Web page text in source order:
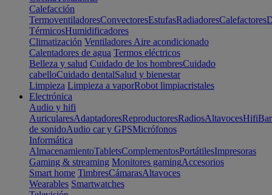
Calefacción
TermoventiladoresConvectoresEstufasRadiadoresCalefactores
TérmicosHumidificadores
Climatización Ventiladores Aire acondicionado
Calentadores de agua Termos eléctricos
Belleza y salud Cuidado de los hombresCuidado
cabelloCuidado dentalSalud y bienestar
Limpieza Limpieza a vaporRobot limpiacristales
Electrónica
Audio y hifi
AuricularesAdaptadoresReproductoresRadiosAltavocesHifi
de sonidoAudio car y GPSMicrófonos
Informática
AlmacenamientoTabletsComplementosPortátilesImpresoras
Gaming & streaming Monitores gamingAccesorios
Smart home TimbresCámarasAltavoces
Wearables Smartwatches